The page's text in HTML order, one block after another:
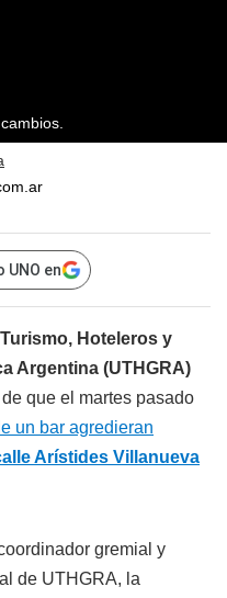
UNO en
Hoteleros y
Argentina (UTHGRA)
que el martes pasado
un bar agredieran
Arístides Villanueva
gremial y
de UTHGRA, la